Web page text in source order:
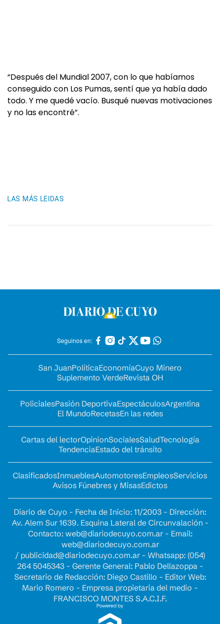
“Después del Mundial 2007, con lo que habíamos
conseguido con Los Pumas, sentí que ya había dado
todo. Y me quedé vacío. Busqué nuevas motivaciones
y no las encontré”.
LAS MÁS LEIDAS
Seguinos en:
San JuanPolíticaEconomíaCuyo Minero
Suplemento VerdeRevista OH
PolicialesPasión DeportivaEspectáculosArgentina
El MundoRecetasEn las redes
Cartas del lectorOpinionSocialesSaludTecnología
TendenciaEstado del tránsito
ClasificadosInmueblesAutomotoresEmpleosServicios
Avisos Fúnebres y MisasEdictos
Diario de Cuyo - Fecha de Inicio: 11/2003 - Dirección:
Av. Alem Sur 1639. Esquina Lateral de Circunvalación -
Contacto: web@diariodecuyo.com.ar- Email:
web@diariodecuyo.com.ar
/ publicidad@diariodecuyo.com.ar- Whatsapp: (054)
264 5045343 - Gerente General: Pablo Dellazoppa -
Secretario de Redacción: Diego Castillo - Editor Web:
Mario Romero - Empresa propietaria del medio -
FRANCISCO MONTES S.A.C.I.F.